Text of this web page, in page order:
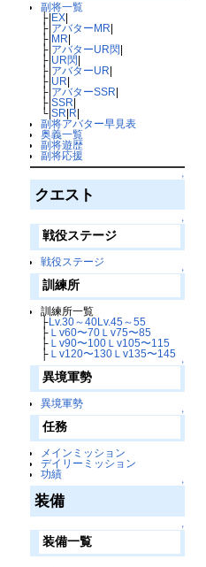
副将一覧
├| EX|
├| アバターMR
├| MR
├| アバターUR閃
├| UR閃
├| アバターUR
├| UR
├| アバターSSR
├| SSR
└| SR R
副将アバター早見表
奥義一覧
副将遊歴
副将応援
↑
クエスト
↑
戦役ステージ
戦役ステージ
↑
訓練所
訓練所一覧
├Lv.30～40Lv.45～55
├Ｌv60〜70Ｌv75〜85
├Ｌv90〜100Ｌv105〜115
├Ｌv120〜130Ｌv135〜145
↑
異境軍勢
異境軍勢
↑
任務
メインミッション
デイリーミッション
功績
↑
装備
↑
装備一覧